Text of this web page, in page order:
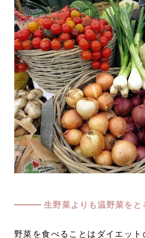
生野菜よりも温野菜をと
野菜を食べることはダイエッ